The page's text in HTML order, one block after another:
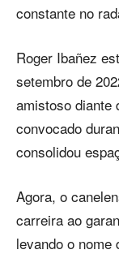
constante no
Roger Ibañez
setembro de
amistoso diante
convocado
consolidou
Agora, o
carreira ao
levando o nome